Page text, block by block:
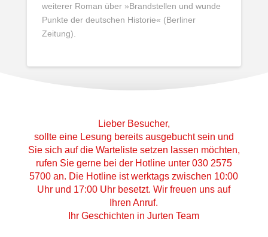
weiterer Roman über »Brandstellen und wunde
Punkte der deutschen Historie« (Berliner
Zeitung).
Lieber Besucher,
sollte eine Lesung bereits ausgebucht sein und
Sie sich auf die Warteliste setzen lassen möchten,
rufen Sie gerne bei der Hotline unter 030 2575
5700 an. Die Hotline ist werktags zwischen 10:00
Uhr und 17:00 Uhr besetzt. Wir freuen uns auf
Ihren Anruf.
Ihr Geschichten in Jurten Team